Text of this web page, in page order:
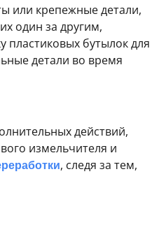
или крепежные детали,
один за другим,
бутылок для
детали во время
действий,
измельчителя и
, следя за тем,